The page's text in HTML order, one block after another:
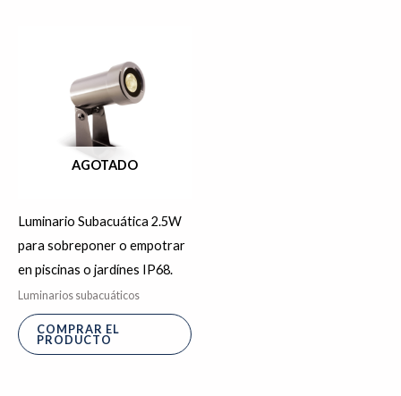
AGOTADO
Luminario Subacuática 2.5W
para sobreponer o empotrar
en piscinas o jardínes IP68.
Luminarios subacuáticos
COMPRAR EL
PRODUCTO